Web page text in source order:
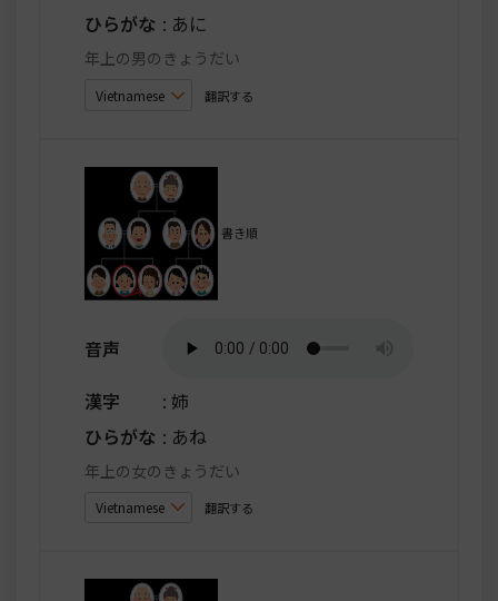
ひらがな : あに
年上の男のきょうだい
翻訳する
書き順
音声
漢字
: 姉
ひらがな : あね
年上の女のきょうだい
翻訳する